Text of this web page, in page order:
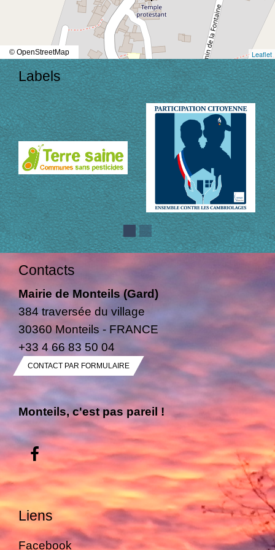
Leaflet
© OpenStreetMap
Labels
Contacts
Mairie de Monteils (Gard)
384 traversée du village
30360 Monteils - FRANCE
+33 4 66 83 50 04
CONTACT PAR FORMULAIRE
Monteils, c'est pas pareil !
Liens
Facebook